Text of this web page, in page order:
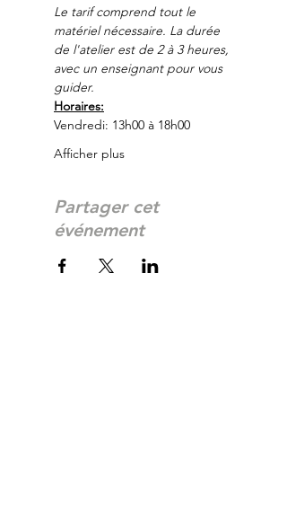
Le tarif comprend tout le
matériel nécessaire. La durée
de l'atelier est de 2 à 3 heures,
avec un enseignant pour vous
guider.
Horaires:
Vendredi: 13h00 à 18h00
Afficher plus
Partager cet
événement